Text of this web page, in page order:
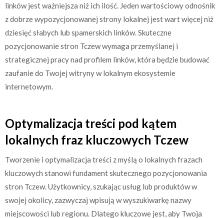
linków jest ważniejsza niż ich ilość. Jeden wartościowy odnośnik
z dobrze wypozycjonowanej strony lokalnej jest wart więcej niż
dziesięć słabych lub spamerskich linków. Skuteczne
pozycjonowanie stron Tczew wymaga przemyślanej i
strategicznej pracy nad profilem linków, która będzie budować
zaufanie do Twojej witryny w lokalnym ekosystemie
internetowym.
Optymalizacja treści pod kątem
lokalnych fraz kluczowych Tczew
Tworzenie i optymalizacja treści z myślą o lokalnych frazach
kluczowych stanowi fundament skutecznego pozycjonowania
stron Tczew. Użytkownicy, szukając usług lub produktów w
swojej okolicy, zazwyczaj wpisują w wyszukiwarkę nazwy
miejscowości lub regionu. Dlatego kluczowe jest, aby Twoja